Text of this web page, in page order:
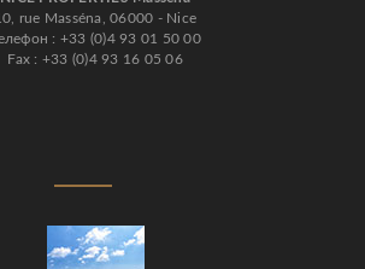
rue Masséna, 06000 - Nice
: +33 (0)4 93 01 50 00
Fax : +33 (0)4 93 16 05 06